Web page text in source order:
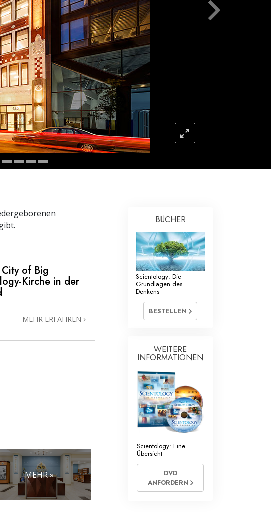
Antworten auf das Drogenproblem
Kinder
Werkzeuge für den Arbeitsplatz
Ethik und die Zustände
Die Ursache von Unterdrückung
Ermittlungen
Grundlagen des Organisierens
of Big
Kirche in der
MEHR ERFAHREN
MEHR »
BÜCHER
Scientology: Die
Grundlagen des
Denkens
BESTELLEN
WEITERE
INFORMATIONEN
Scientology: Eine
Übersicht
DVD
ANFORDERN